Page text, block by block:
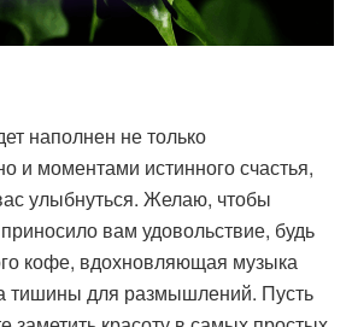
наполнен не только
и моментами истинного счастья,
улыбнуться. Желаю, чтобы
вам удовольствие, будь
кофе, вдохновляющая музыка
тишины для размышлений. Пусть